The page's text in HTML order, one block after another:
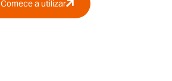
Comece a utilizar